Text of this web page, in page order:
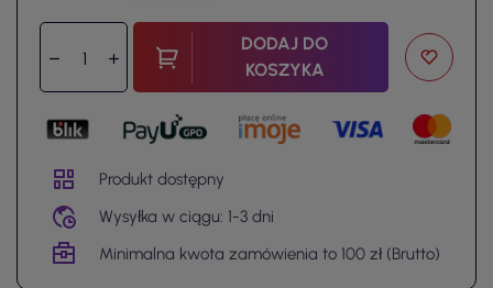
DODAJ DO
KOSZYKA
Produkt dostępny
Wysyłka w ciągu: 1-3 dni
Minimalna kwota zamówienia to 100 zł (Brutto)